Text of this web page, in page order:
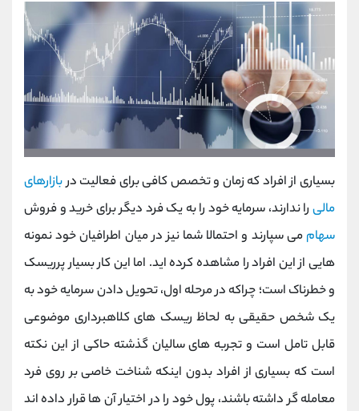
بسیاری از افراد که زمان و تخصص کافی برای فعالیت دربازارهای
مالی را ندارند، سرمایه خود را به یک فرد دیگر برای خرید و فروش
سهام می سپارند و احتمالا شما نیز در میان اطرافیان خود نمونه
هایی از این افراد را مشاهده کرده اید. اما این کار بسیار پرریسک
و خطرناک است؛ چراکه در مرحله اول، تحویل دادن سرمایه خود به
یک شخص حقیقی به لحاظ ریسک های کلاهبرداری موضوعی
قابل تامل است و تجربه های سالیان گذشته حاکی از این نکته
است که بسیاری از افراد بدون اینکه شناخت خاصی بر روی فرد
معامله گر داشته باشند، پول خود را در اختیار آن ها قرار داده اند